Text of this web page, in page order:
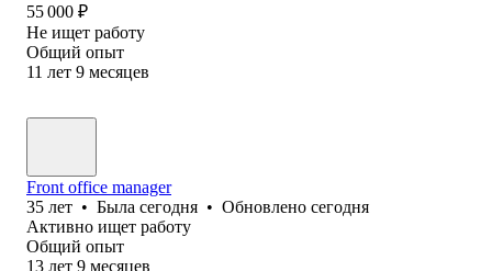
55 000 ₽
Не ищет работу
Общий опыт
11 лет 9 месяцев
Front office manager
35 лет • Была сегодня • Обновлено сегодня
Активно ищет работу
Общий опыт
13 лет 9 месяцев